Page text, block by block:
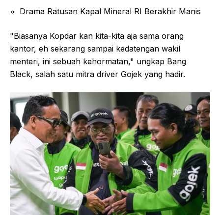
Drama Ratusan Kapal Mineral RI Berakhir Manis
"Biasanya Kopdar kan kita-kita aja sama orang
kantor, eh sekarang sampai kedatengan wakil
menteri, ini sebuah kehormatan," ungkap Bang
Black, salah satu mitra driver Gojek yang hadir.